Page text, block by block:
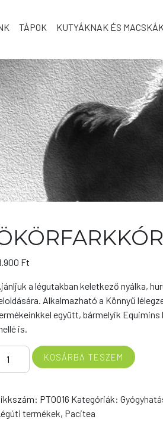
TÁPOK KUTYÁKNAK ÉS
Ft
a légutakban keletkező nyálka,
Alkalmazható a Könnyű
együtt, bármelyik
is.
mennyiség
KOSÁRBA TESZEM
PT0016 Kategóriák:
termékek, Pacitea